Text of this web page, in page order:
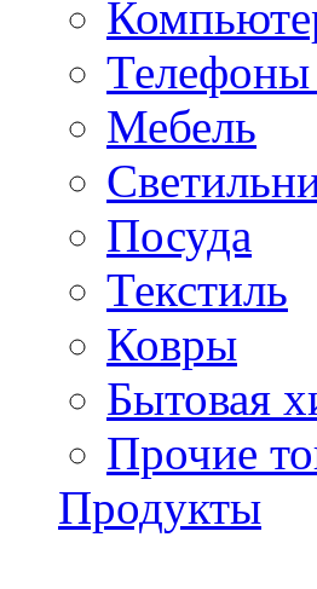
Телефоны
Мебель
Посуда
Текстиль
Ковры
Бытовая
Прочие
Продукты